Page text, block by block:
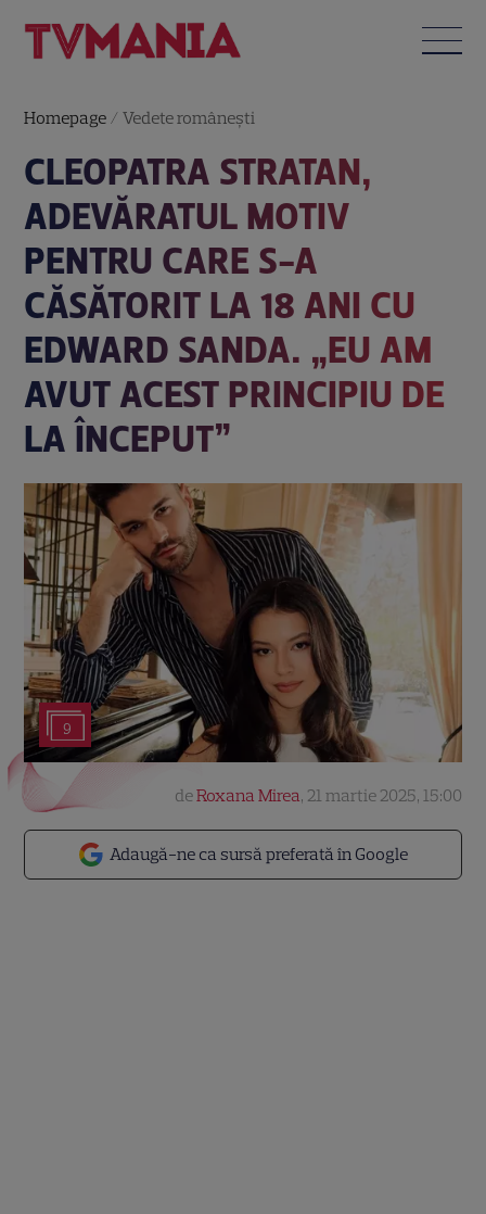
Homepage /Vedete româneşti
CLEOPATRA STRATAN,
ADEVĂRATUL MOTIV
PENTRU CARE S-A
CĂSĂTORIT LA 18 ANI CU
EDWARD SANDA. „EU AM
AVUT ACEST PRINCIPIU DE
LA ÎNCEPUT”
9
Adaugă-ne ca sursă preferată în Google
deRoxana Mirea, 21 martie 2025, 15:00